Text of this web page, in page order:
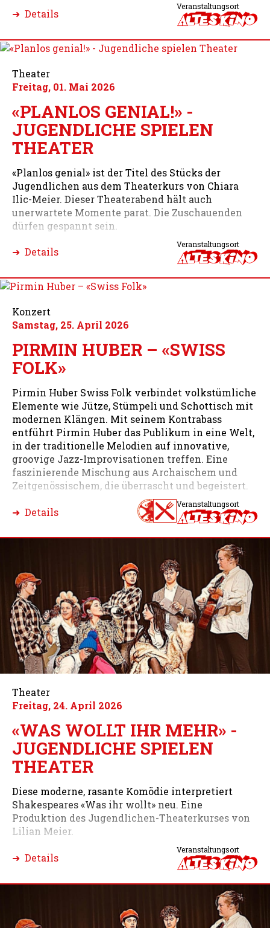
➜ Details
Veranstaltungsort
Theater
Freitag, 01. Mai 2026
«PLANLOS GENIAL!» -
JUGENDLICHE SPIELEN
THEATER
«Planlos genial» ist der Titel des Stücks der
Jugendlichen aus dem Theaterkurs von Chiara
Ilic-Meier. Dieser Theaterabend hält auch
unerwartete Momente parat. Die Zuschauenden
dürfen gespannt sein.
➜ Details
Veranstaltungsort
Konzert
Samstag, 25. April 2026
PIRMIN HUBER – «SWISS
FOLK»
Pirmin Huber Swiss Folk verbindet volkstümliche
Elemente wie Jütze, Stümpeli und Schottisch mit
modernen Klängen. Mit seinem Kontrabass
entführt Pirmin Huber das Publikum in eine Welt,
in der traditionelle Melodien auf innovative,
groovige Jazz-Improvisationen treffen. Eine
faszinierende Mischung aus Archaischem und
Zeitgenössischem, die überrascht und begeistert.
➜ Details
Veranstaltungsort
Theater
Freitag, 24. April 2026
«WAS WOLLT IHR MEHR» -
JUGENDLICHE SPIELEN
THEATER
Diese moderne, rasante Komödie interpretiert
Shakespeares «Was ihr wollt» neu. Eine
Produktion des Jugendlichen-Theaterkurses von
Lilian Meier.
➜ Details
Veranstaltungsort